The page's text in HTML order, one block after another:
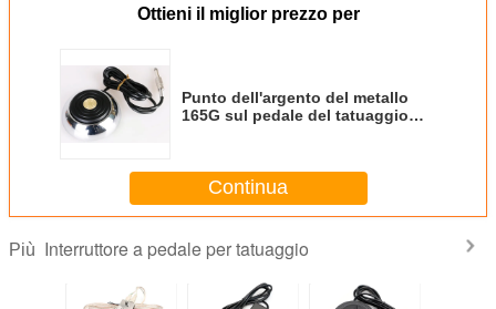
Ottieni il miglior prezzo per
Punto dell'argento del metallo
165G sul pedale del tatuaggio
Continua
Più Interruttore a pedale per tatuaggio